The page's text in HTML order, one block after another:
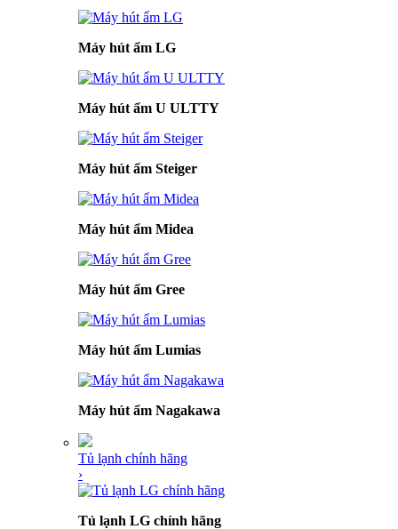
Máy hút ẩm LG
Máy hút ẩm U ULTTY
Máy hút ẩm Steiger
Máy hút ẩm Midea
Máy hút ẩm Gree
Máy hút ẩm Lumias
Máy hút ẩm Nagakawa
Tủ lạnh chính hãng
›
Tủ lạnh LG chính hãng